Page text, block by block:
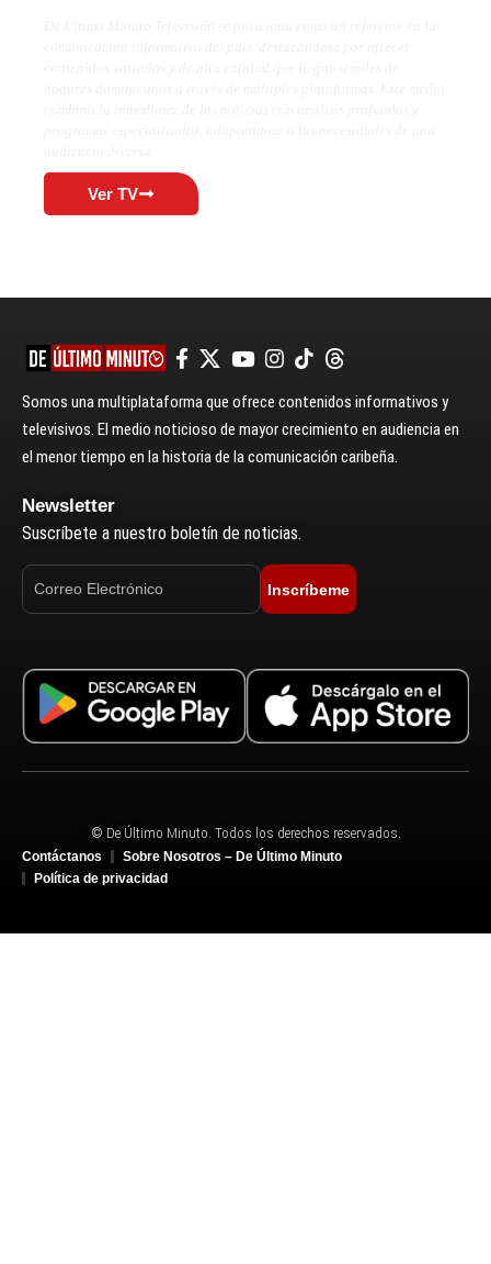
Ver TV
Somos una multiplataforma que ofrece contenidos informativos y
televisivos. El medio noticioso de mayor crecimiento en audiencia en
el menor tiempo en la historia de la comunicación caribeña.
Newsletter
Suscríbete a nuestro boletín de noticias.
Inscríbeme
© De Último Minuto. Todos los derechos reservados.
Contáctanos
Sobre Nosotros – De Último Minuto
Política de privacidad